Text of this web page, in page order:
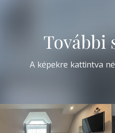
További
A képekre kattintva